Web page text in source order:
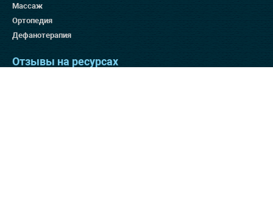
Массаж
Ортопедия
Дефанотерапия
Отзывы на ресурсах